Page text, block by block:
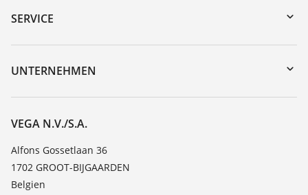
Gerätesuche (Seriennummer)
DTM Collection/PACTware
SERVICE
Geräterücksendung
Trainings
Beständigkeitsliste
TeamViewer
UNTERNEHMEN
Über VEGA
Kontakt
News
Presse
VEGA N.V./S.A.
Alfons Gossetlaan 36
1702 GROOT-BIJGAARDEN
Belgien